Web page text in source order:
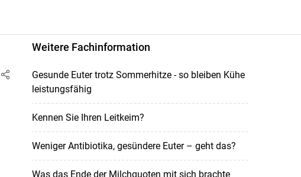
Weitere Fachinformation
Gesunde Euter trotz Sommerhitze - so bleiben Kühe
leistungsfähig
Kennen Sie Ihren Leitkeim?
Weniger Antibiotika, gesündere Euter – geht das?
Was das Ende der Milchquoten mit sich brachte